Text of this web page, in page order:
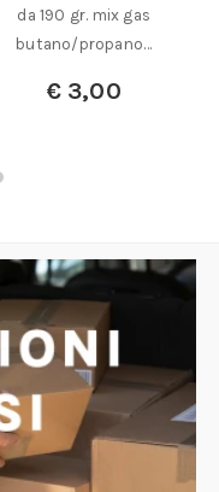
da 190 gr. mix gas
butano/propano…
€3,00